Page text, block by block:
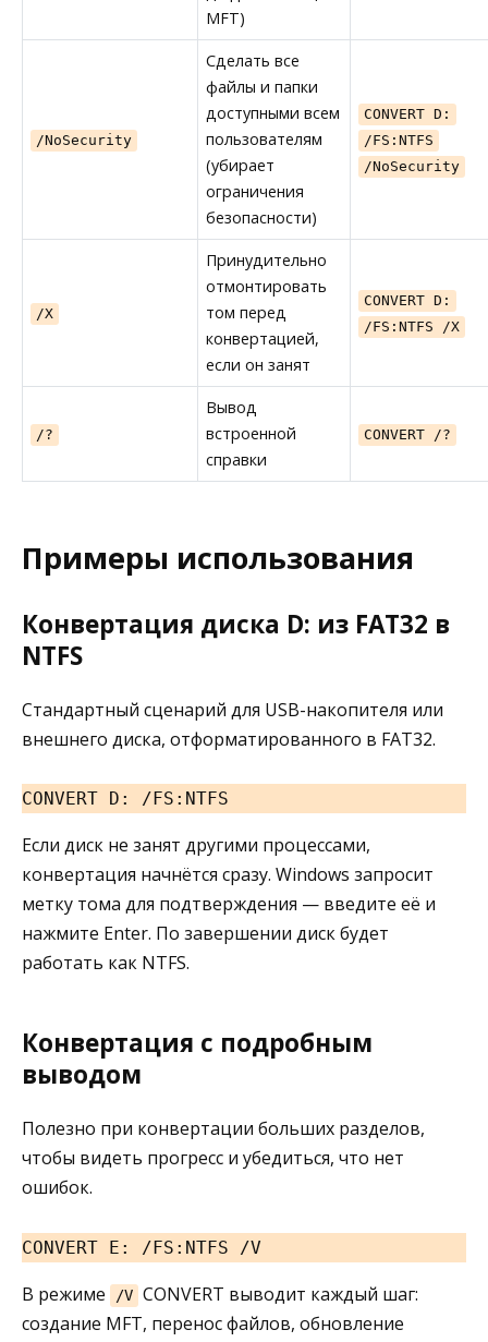
MFT)
/NoSecurity
Сделать все
файлы и папки
доступными всем
пользователям
(убирает
ограничения
безопасности)
CONVERT D:
/FS:NTFS
/NoSecurity
/X
Принудительно
отмонтировать
том перед
конвертацией,
если он занят
CONVERT D:
/FS:NTFS /X
/?
Вывод
встроенной
справки
CONVERT /?
Примеры использования
Конвертация диска D: из FAT32 в
NTFS
Стандартный сценарий для USB-накопителя или
внешнего диска, отформатированного в FAT32.
CONVERT D: /FS:NTFS
Если диск не занят другими процессами,
конвертация начнётся сразу. Windows запросит
метку тома для подтверждения — введите её и
нажмите Enter. По завершении диск будет
работать как NTFS.
Конвертация с подробным
выводом
Полезно при конвертации больших разделов,
чтобы видеть прогресс и убедиться, что нет
ошибок.
CONVERT E: /FS:NTFS /V
В режиме /V CONVERT выводит каждый шаг:
создание MFT, перенос файлов, обновление